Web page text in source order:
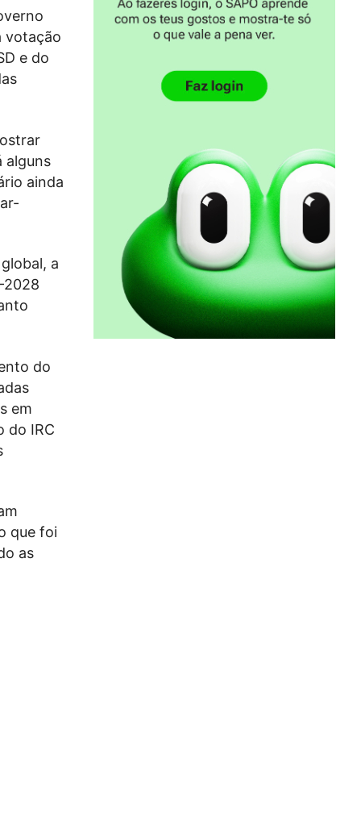
votação
e do
alguns
ainda
a
2028
do
em
do IRC
que foi
as